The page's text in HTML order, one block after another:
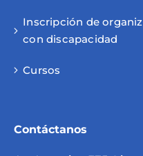
Inscripción de
con discapacidad
Cursos
Contáctanos